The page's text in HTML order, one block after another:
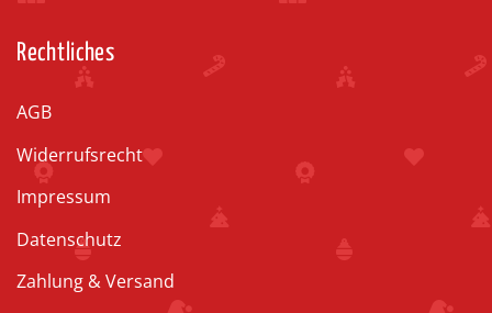
Rechtliches
AGB
Widerrufsrecht
Impressum
Datenschutz
Zahlung & Versand